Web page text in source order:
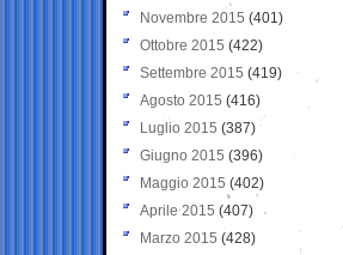
Novembre 2015 (401)
Ottobre 2015 (422)
Settembre 2015 (419)
Agosto 2015 (416)
Luglio 2015 (387)
Giugno 2015 (396)
Maggio 2015 (402)
Aprile 2015 (407)
Marzo 2015 (428)